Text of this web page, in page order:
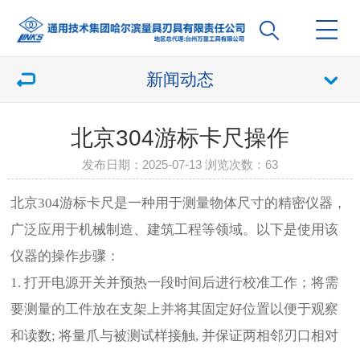
新闻动态
北京304游标卡尺操作
发布日期：2025-07-13 浏览次数： 63
北京304游标卡尺是一种用于测量物体尺寸的精密仪器，
广泛应用于机械制造、建筑工程等领域。以下是使用该
仪器的操作步骤：
1. 打开电源开关并预热一段时间后进行校准工作；将需
要测量的工件放在支架上并将其固定好位置以便于观察
和读数; 将量爪与被测试样接触, 并保证两相邻刃口相对